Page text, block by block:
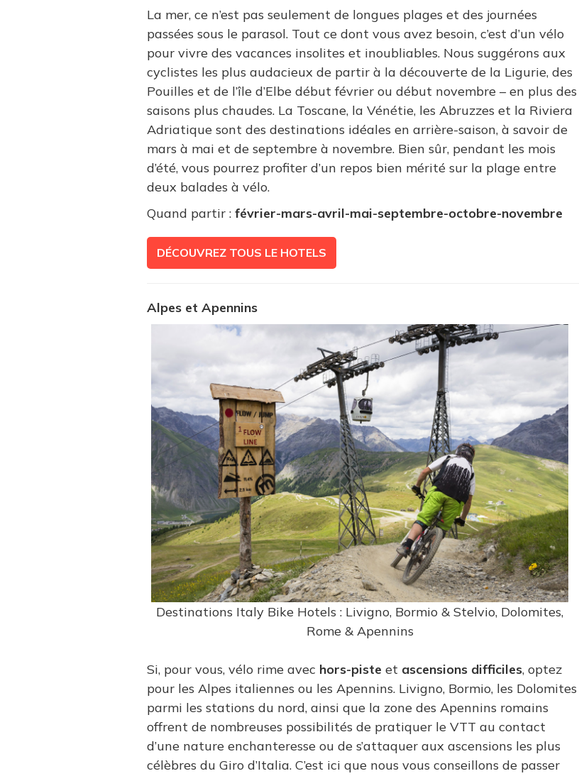
La mer, ce n’est pas seulement de longues plages et des journées
passées sous le parasol. Tout ce dont vous avez besoin, c’est d’un vélo
pour vivre des vacances insolites et inoubliables. Nous suggérons aux
cyclistes les plus audacieux de partir à la découverte de la Ligurie, des
Pouilles et de l’île d’Elbe début février ou début novembre – en plus des
saisons plus chaudes. La Toscane, la Vénétie, les Abruzzes et la Riviera
Adriatique sont des destinations idéales en arrière-saison, à savoir de
mars à mai et de septembre à novembre. Bien sûr, pendant les mois
d’été, vous pourrez profiter d’un repos bien mérité sur la plage entre
deux balades à vélo.
Quand partir : février-mars-avril-mai-septembre-octobre-novembre
DÉCOUVREZ TOUS LE HOTELS
Alpes et Apennins
Destinations Italy Bike Hotels : Livigno, Bormio & Stelvio, Dolomites,
Rome & Apennins
Si, pour vous, vélo rime avec hors-piste et ascensions difficiles, optez
pour les Alpes italiennes ou les Apennins. Livigno, Bormio, les Dolomites
parmi les stations du nord, ainsi que la zone des Apennins romains
offrent de nombreuses possibilités de pratiquer le VTT au contact
d’une nature enchanteresse ou de s’attaquer aux ascensions les plus
célèbres du Giro d’Italia. C’est ici que nous vous conseillons de passer